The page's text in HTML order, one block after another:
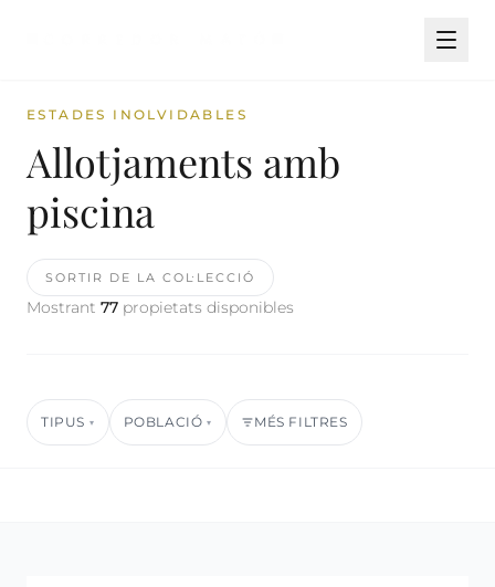
ESTADES INOLVIDABLES
Allotjaments amb
piscina
SORTIR DE LA COL·LECCIÓ
Mostrant 77 propietats disponibles
TIPUS ▾ POBLACIÓ ▾ MÉS FILTRES